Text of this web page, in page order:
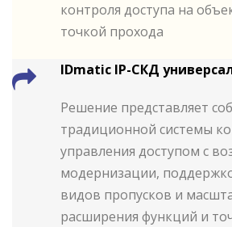
контроля доступа на
точкой прохода
IDmatic IP-СКД
Решение представляет
традиционной системы
управления доступом с
модернизации,
видов пропусков и
расширения функций и